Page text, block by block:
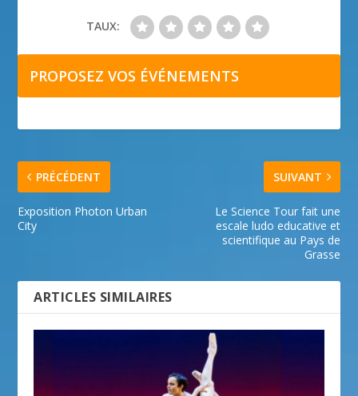
TAUX:
PROPOSEZ VOS ÉVÉNEMENTS
PRÉCÉDENT
Exposition Photon Urban
City
SUIVANT
Le Science Tour fait une
escale ludo educative et
scientifique au Pays de
Grasse
ARTICLES SIMILAIRES